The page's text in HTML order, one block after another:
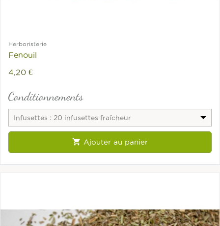
Herboristerie
Fenouil
4,20 €
Conditionnements
Infusettes : 20 infusettes fraîcheur
 Ajouter au panier